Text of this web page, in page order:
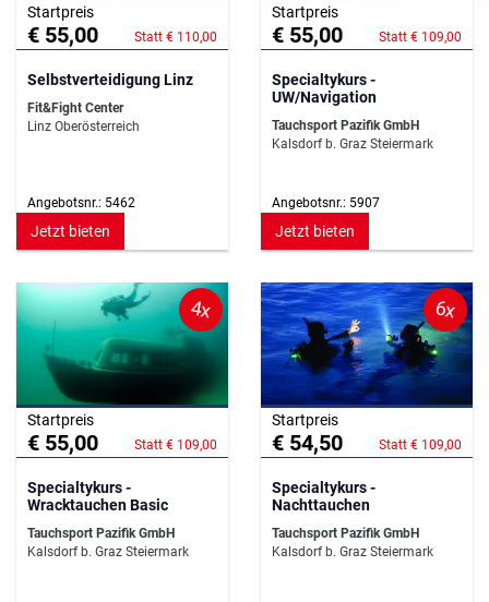
Startpreis
€ 55,00 Statt € 110,00
Selbstverteidigung Linz
Fit&Fight Center
Linz Oberösterreich
Angebotsnr.: 5462
Jetzt bieten
Startpreis
€ 55,00 Statt € 109,00
Specialtykurs -
UW/Navigation
Tauchsport Pazifik GmbH
Kalsdorf b. Graz Steiermark
Angebotsnr.: 5907
Jetzt bieten
4x
Startpreis
€ 55,00 Statt € 109,00
Specialtykurs -
Wracktauchen Basic
Tauchsport Pazifik GmbH
Kalsdorf b. Graz Steiermark
6x
Startpreis
€ 54,50 Statt € 109,00
Specialtykurs -
Nachttauchen
Tauchsport Pazifik GmbH
Kalsdorf b. Graz Steiermark